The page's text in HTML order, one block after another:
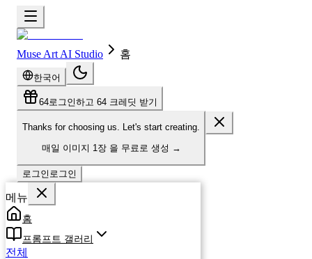
Muse Art AI Studio 홈
한국어
64로그인하고 64 크레딧 받기
Thanks for choosing us. Let's start creating.
매일 이미지 1장 을 무료로 생성 →
로그인 로그인
메뉴
홈
프롬프트 갤러리
전체